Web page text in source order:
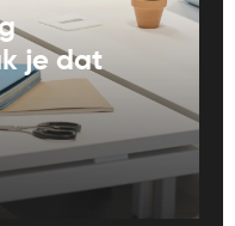
je dat